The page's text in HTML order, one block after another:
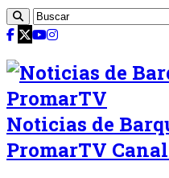
Noticias de
PromarTV